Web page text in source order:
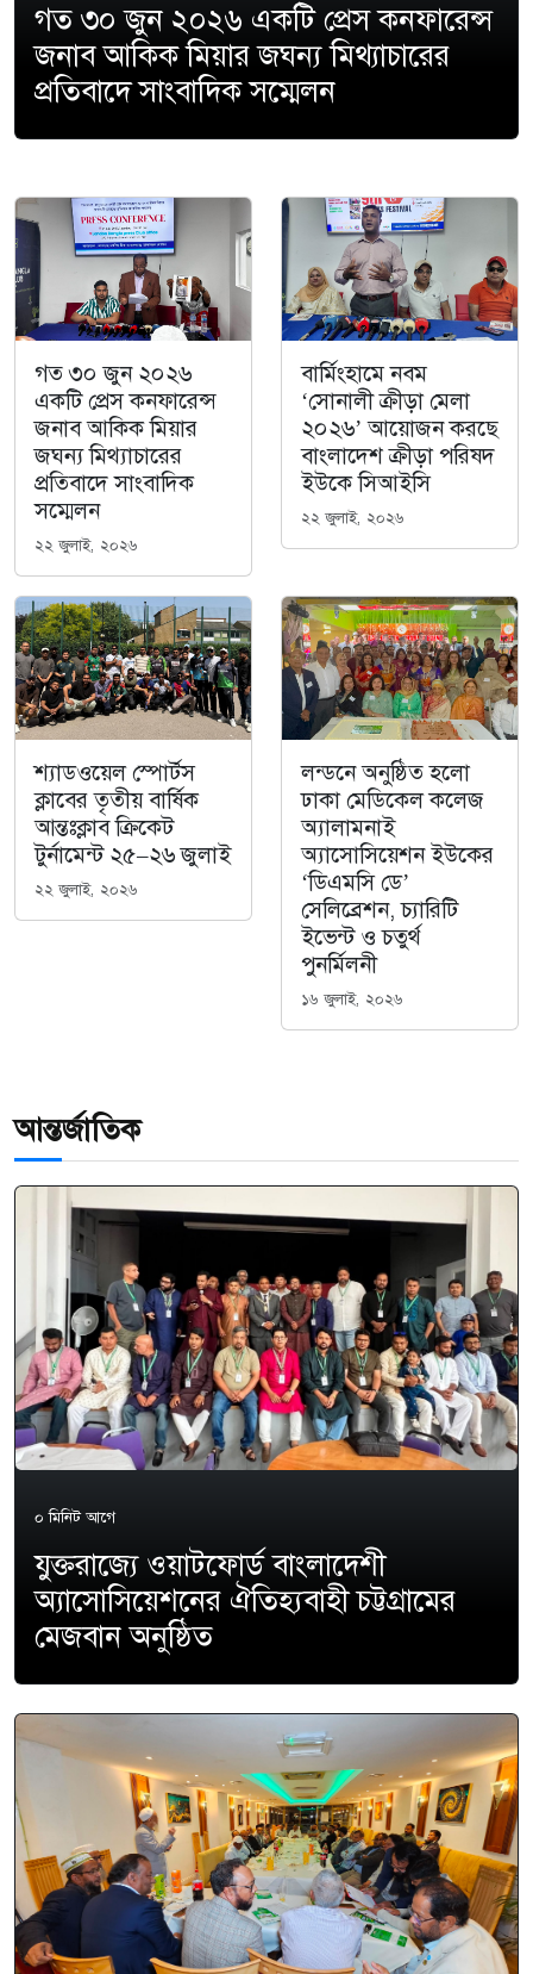
গত ৩০ জুন ২০২৬ একটি প্রেস কনফারেন্স
জনাব আকিক মিয়ার জঘন্য মিথ্যাচারের
প্রতিবাদে সাংবাদিক সম্মেলন
গত ৩০ জুন ২০২৬
একটি প্রেস কনফারেন্স
জনাব আকিক মিয়ার
জঘন্য মিথ্যাচারের
প্রতিবাদে সাংবাদিক
সম্মেলন
২২ জুলাই, ২০২৬
বার্মিংহামে নবম
‘সোনালী ক্রীড়া মেলা
২০২৬’ আয়োজন করছে
বাংলাদেশ ক্রীড়া পরিষদ
ইউকে সিআইসি
২২ জুলাই, ২০২৬
শ‍্যাডওয়েল স্পোর্টস
ক্লাবের তৃতীয় বার্ষিক
আন্তঃক্লাব ক্রিকেট
টুর্নামেন্ট ২৫–২৬ জুলাই
২২ জুলাই, ২০২৬
লন্ডনে অনুষ্ঠিত হলো
ঢাকা মেডিকেল কলেজ
অ্যালামনাই
অ্যাসোসিয়েশন ইউকের
‘ডিএমসি ডে’
সেলিব্রেশন, চ্যারিটি
ইভেন্ট ও চতুর্থ
পুনর্মিলনী
১৬ জুলাই, ২০২৬
আন্তর্জাতিক
০ মিনিট আগে
যুক্তরাজ্যে ওয়াটফোর্ড বাংলাদেশী
অ্যাসোসিয়েশনের ঐতিহ্যবাহী চট্টগ্রামের
মেজবান অনুষ্ঠিত